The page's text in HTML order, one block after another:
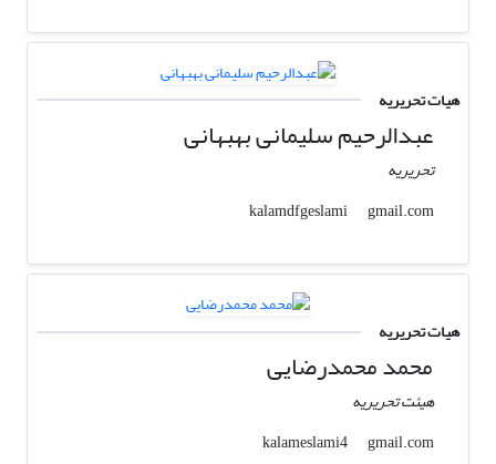
هیات تحریریه
عبدالرحیم سلیمانی بهبهانی
تحریریه
kalamdfgeslami
gmail.com
هیات تحریریه
محمد محمدرضایی
هیئت تحریریه
kalameslami4
gmail.com